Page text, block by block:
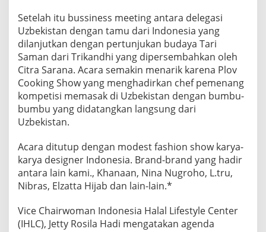
Setelah itu bussiness meeting antara delegasi
Uzbekistan dengan tamu dari Indonesia yang
dilanjutkan dengan pertunjukan budaya Tari
Saman dari Trikandhi yang dipersembahkan oleh
Citra Sarana. Acara semakin menarik karena Plov
Cooking Show yang menghadirkan chef pemenang
kompetisi memasak di Uzbekistan dengan bumbu-
bumbu yang didatangkan langsung dari
Uzbekistan.
Acara ditutup dengan modest fashion show karya-
karya designer Indonesia. Brand-brand yang hadir
antara lain kami., Khanaan, Nina Nugroho, L.tru,
Nibras, Elzatta Hijab dan lain-lain.*
Vice Chairwoman Indonesia Halal Lifestyle Center
(IHLC), Jetty Rosila Hadi mengatakan agenda